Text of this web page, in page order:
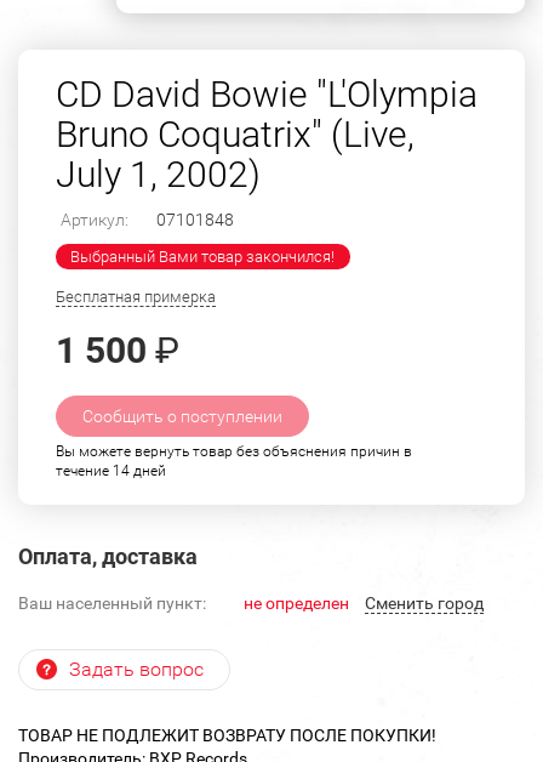
CD David Bowie "L'Olympia
Bruno Coquatrix" (Live,
July 1, 2002)
Артикул: 07101848
Выбранный Вами товар закончился!
Бесплатная примерка
1 500 ₽
Сообщить о поступлении
Вы можете вернуть товар без объяснения причин в
течение 14 дней
Оплата, доставка
Ваш населенный пункт: не определен Cменить город
Задать вопрос
ТОВАР НЕ ПОДЛЕЖИТ ВОЗВРАТУ ПОСЛЕ ПОКУПКИ!